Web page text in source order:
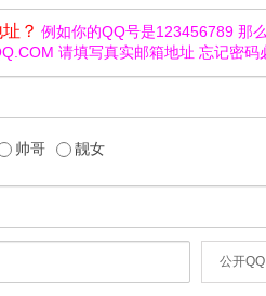
？ 例如你的QQ号是123456789 那
请填写真实邮箱地址 忘记密码
帅哥 靓女
公开QQ